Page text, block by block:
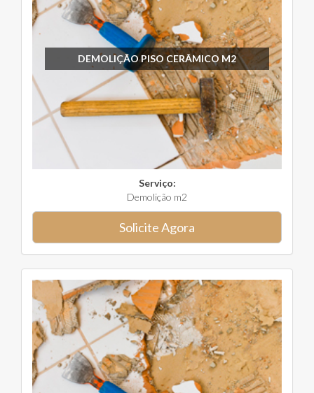
DEMOLIÇÃO PISO CERÂMICO M2
Serviço:
Demolição m2
Solicite Agora